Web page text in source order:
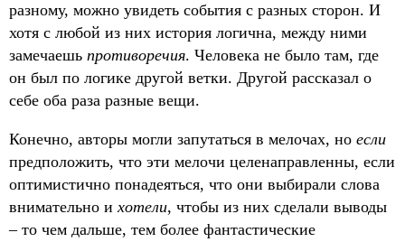
разному, можно увидеть события с разных сторон. И
хотя с любой из них история логична, между ними
замечаешь противоречия. Человека не было там, где
он был по логике другой ветки. Другой рассказал о
себе оба раза разные вещи.
Конечно, авторы могли запутаться в мелочах, но если
предположить, что эти мелочи целенаправленны, если
оптимистично понадеяться, что они выбирали слова
внимательно ихотели, чтобы из них сделали выводы
– то чем дальше, тем более фантастические